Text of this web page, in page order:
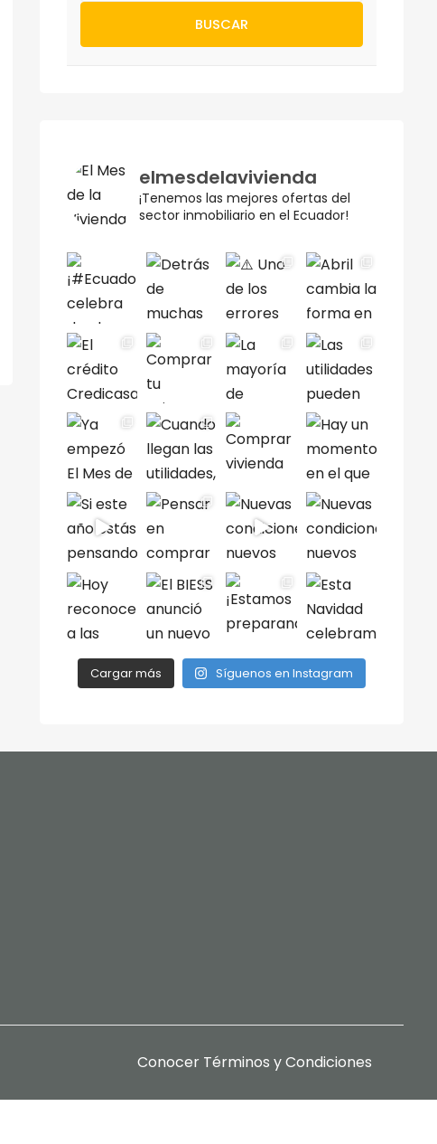
BUSCAR
elmesdelavivienda
¡Tenemos las mejores ofertas del
sector inmobiliario en el Ecuador!
Cargar más Síguenos en Instagram
Conocer Términos y Condiciones